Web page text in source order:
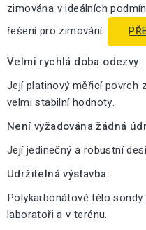
zimována v ideálních
řešení pro zimování:
Velmi rychlá doba odezvy:
Její platinový měřicí povrch
velmi stabilní hodnoty.
Není vyžadována žádná
Její jedinečný a robustní
Udržitelná výstavba:
Polykarbonátové tělo
laboratoři a v terénu.